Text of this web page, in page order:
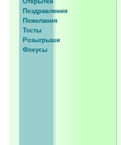
Поздравления
Пожелания
Тосты
Розыгрыши
Фокусы